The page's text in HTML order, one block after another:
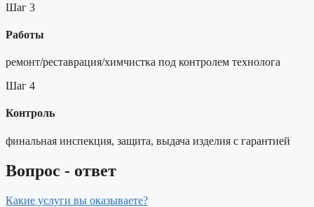
Шаг 3
Работы
ремонт/реставрация/химчистка под контролем технолога
Шаг 4
Контроль
финальная инспекция, защита, выдача изделия с гарантией
Вопрос - ответ
Какие услуги вы оказываете?